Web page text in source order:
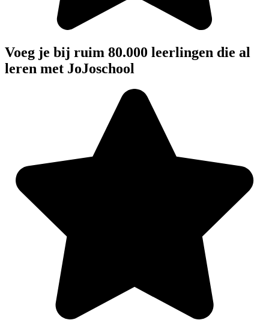
Voeg je bij ruim 80.000 leerlingen die al
leren met JoJoschool